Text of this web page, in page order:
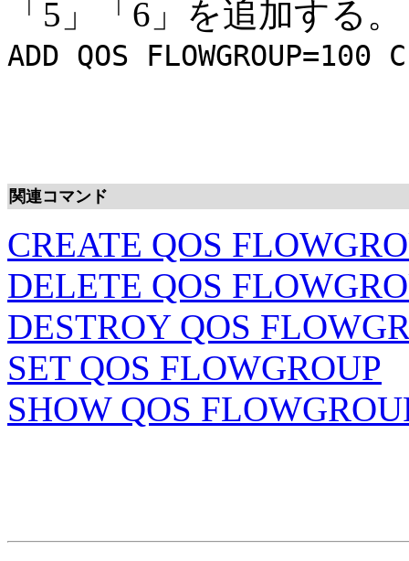
「5」「6」を追加する。
ADD QOS
関連コマンド
CREATE QOS
DELETE QOS
DESTROY QOS
SET QOS FLOWGROUP
SHOW QOS